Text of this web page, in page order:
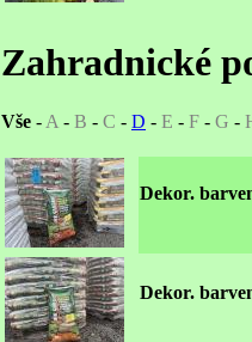
Zahradnické
Vše - A - B - C - D - E - F - G -
Dekor.
Dekor.